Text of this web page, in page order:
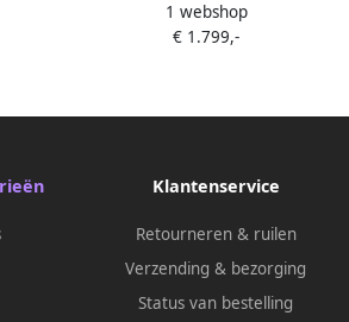
Vrijstaande koel-
vriescombinaties |
1 webshop
€ 1.799,-
Klantenservice
Retourneren & ruilen
Verzending & bezorging
Status van bestelling